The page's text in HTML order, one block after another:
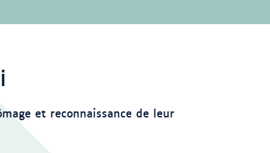
et reconnaissance de leur